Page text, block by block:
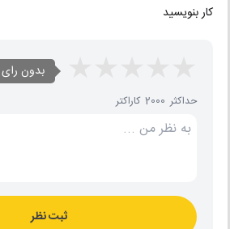
کار بنویسید
بدون رای
حداکثر 2000 کاراکتر
ثبت نظر